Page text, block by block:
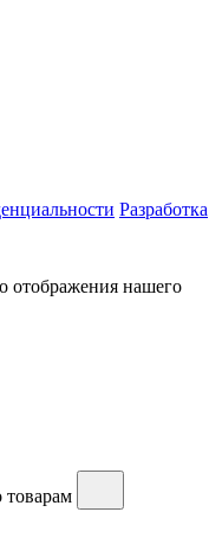
Разработка
отображения нашего